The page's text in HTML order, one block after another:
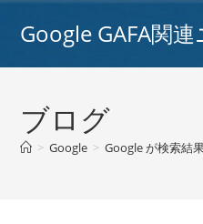
Google GAFA関
ブログ
> Google > Google が検索結